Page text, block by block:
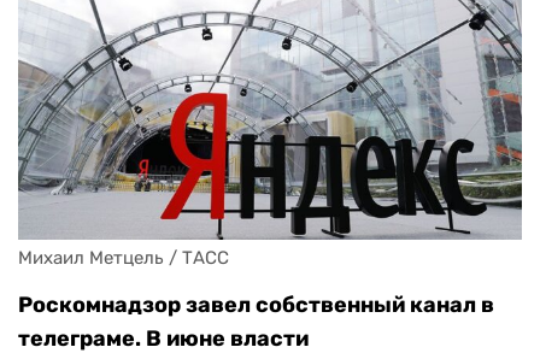
Михаил Метцель / ТАСС
Роскомнадзор завел собственный канал в
телеграме. В июне власти